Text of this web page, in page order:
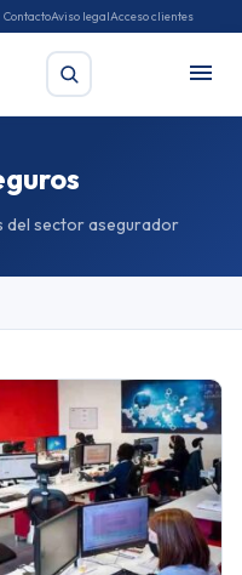
ContactoAviso legalAcceso clientes
Seguro de hogar
del sector asegurador